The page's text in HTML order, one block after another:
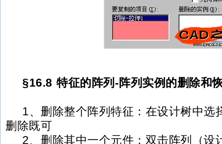
§16.8 特征的阵列-阵列实例的删除和
1、删除整个阵列特征：在设计树中选
删除既可
2、删除其中一个元件：双击阵列（设